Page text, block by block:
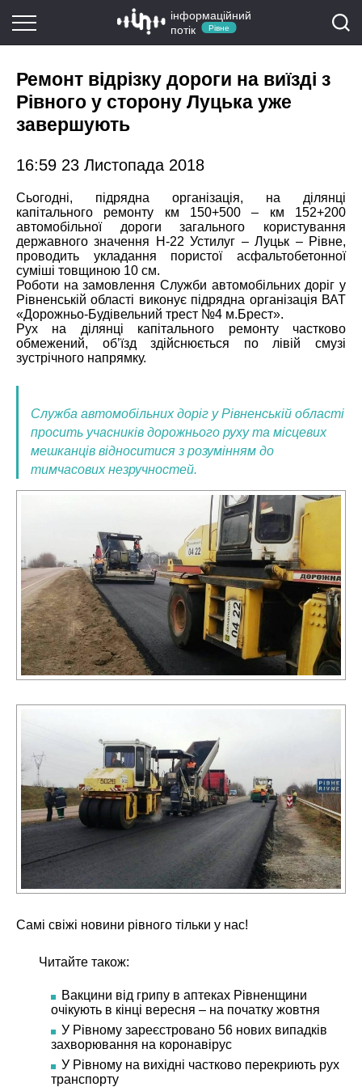
інформаційний
потік
Рівне
Ремонт відрізку дороги на виїзді з
Рівного у сторону Луцька уже
завершують
16:59 23 Листопада 2018
Сьогодні, підрядна організація, на ділянці
капітального ремонту км 150+500 – км 152+200
автомобільної дороги загального користування
державного значення Н-22 Устилуг – Луцьк – Рівне,
проводить укладання пористої асфальтобетонної
суміші товщиною 10 см.
Роботи на замовлення Служби автомобільних доріг у
Рівненській області виконує підрядна організація ВАТ
«Дорожньо-Будівельний трест №4 м.Брест».
Рух на ділянці капітального ремонту частково
обмежений, об’їзд здійснюється по лівій смузі
зустрічного напрямку.
Служба автомобільних доріг у Рівненській області
просить учасників дорожнього руху та місцевих
мешканців відноситися з розумінням до
тимчасових незручностей.
Самі свіжі новини рівного тільки у нас!
Читайте також:
Вакцини від грипу в аптеках Рівненщини
очікують в кінці вересня – на початку жовтня
У Рівному зареєстровано 56 нових випадків
захворювання на коронавірус
У Рівному на вихідні частково перекриють рух
транспорту